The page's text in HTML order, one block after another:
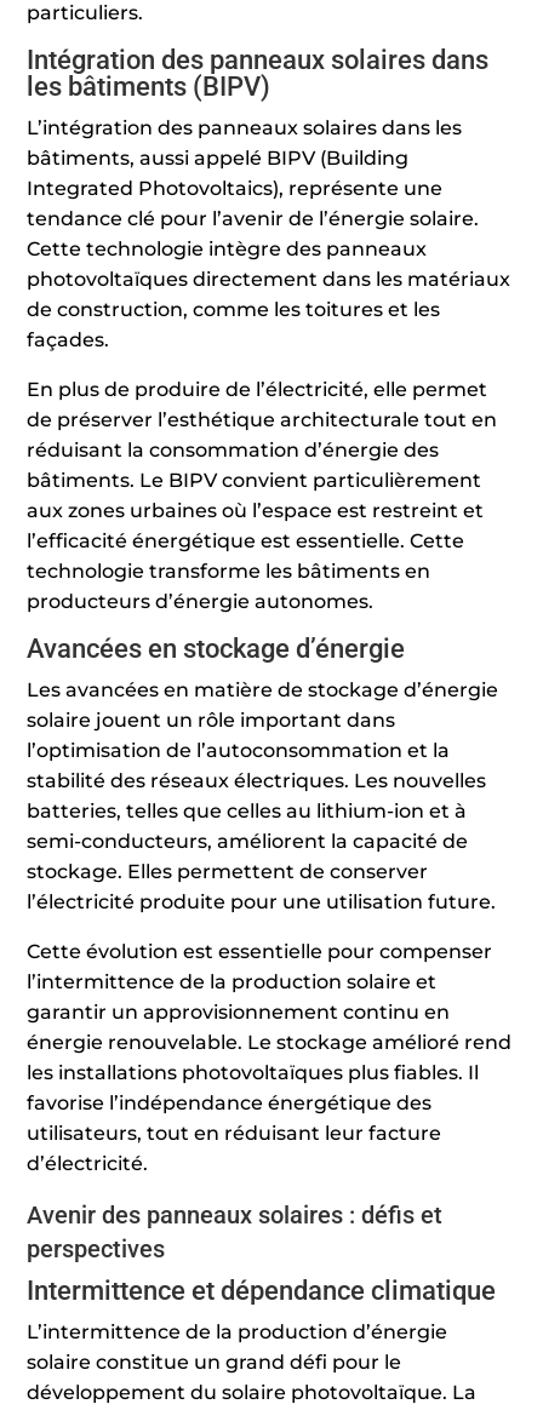
particuliers.
Intégration des panneaux solaires dans
les bâtiments (BIPV)
L’intégration des panneaux solaires dans les
bâtiments, aussi appelé BIPV (Building
Integrated Photovoltaics), représente une
tendance clé pour l’avenir de l’énergie solaire.
Cette technologie intègre des panneaux
photovoltaïques directement dans les matériaux
de construction, comme les toitures et les
façades.
En plus de produire de l’électricité, elle permet
de préserver l’esthétique architecturale tout en
réduisant la consommation d’énergie des
bâtiments. Le BIPV convient particulièrement
aux zones urbaines où l’espace est restreint et
l’efficacité énergétique est essentielle. Cette
technologie transforme les bâtiments en
producteurs d’énergie autonomes.
Avancées en stockage d’énergie
Les avancées en matière de stockage d’énergie
solaire jouent un rôle important dans
l’optimisation de l’autoconsommation et la
stabilité des réseaux électriques. Les nouvelles
batteries, telles que celles au lithium-ion et à
semi-conducteurs, améliorent la capacité de
stockage. Elles permettent de conserver
l’électricité produite pour une utilisation future.
Cette évolution est essentielle pour compenser
l’intermittence de la production solaire et
garantir un approvisionnement continu en
énergie renouvelable. Le stockage amélioré rend
les installations photovoltaïques plus fiables. Il
favorise l’indépendance énergétique des
utilisateurs, tout en réduisant leur facture
d’électricité.
Avenir des panneaux solaires : défis et
perspectives
Intermittence et dépendance climatique
L’intermittence de la production d’énergie
solaire constitue un grand défi pour le
développement du solaire photovoltaïque. La